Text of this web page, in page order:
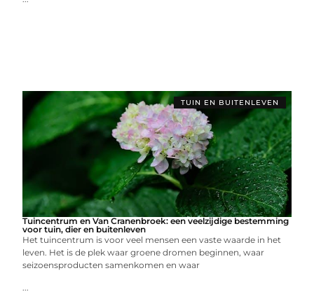
TUIN EN BUITENLEVEN
Tuincentrum en Van Cranenbroek: een veelzijdige bestemming
voor tuin, dier en buitenleven
Het tuincentrum is voor veel mensen een vaste waarde in het
leven. Het is de plek waar groene dromen beginnen, waar
seizoensproducten samenkomen en waar
...